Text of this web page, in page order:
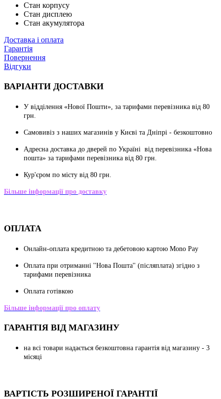
Стан корпусу
Стан дисплею
Стан акумулятора
Доставка і оплата
Гарантія
Повернення
Відгуки
ВАРІАНТИ ДОСТАВКИ
У відділення «Нової Пошти», за тарифами перевізника від 80
грн.
Cамовивіз з наших магазинів у Києві та Дніпрі - безкоштовно
Адресна доставка до дверей по Україні від перевізника «Нова
пошта» за тарифами перевізника від 80 грн.
Кур'єром по місту від 80 грн.
Більше інформації про доставку
ОПЛАТА
Онлайн-оплата кредитною та дебетовою картою Mono Pay
Оплата при отриманні ''Нова Пошта'' (післяплата) згідно з
тарифами перевізника
Оплата готівкою
Більше інформації про оплату
ГАРАНТІЯ ВІД МАГАЗИНУ
на всі товари надається безкоштовна гарантія від магазину - 3
місяці
ВАРТІСТЬ РОЗШИРЕНОЇ ГАРАНТІЇ